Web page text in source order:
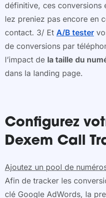
définitive, ces conversions
lez preniez pas encore en
contact. 3/ Et A/B tester
de conversions par
l’impact de la taille du
dans la landing page.
Configurez
Dexem Call
Ajoutez un pool de
Afin de tracker les
clé Google AdWords, la